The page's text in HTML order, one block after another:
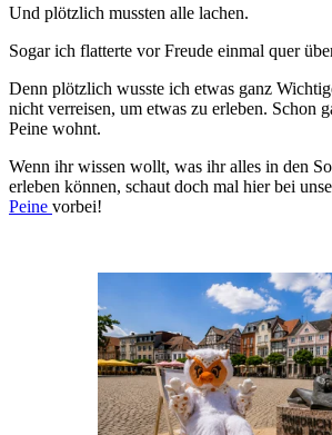
Und plötzlich mussten alle lachen.
Sogar ich flatterte vor Freude einmal quer
Denn plötzlich wusste ich etwas ganz
nicht verreisen, um etwas zu erleben. Schon
Peine wohnt.
Wenn ihr wissen wollt, was ihr alles in den
erleben können, schaut doch mal hier bei
Peine vorbei!